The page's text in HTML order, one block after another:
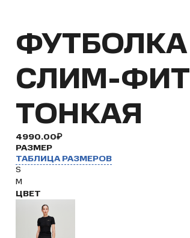
ФУТБОЛКА
СЛИМ-ФИТ
ТОНКАЯ
4990.00₽
РАЗМЕР
ТАБЛИЦА РАЗМЕРОВ
S
M
ЦВЕТ